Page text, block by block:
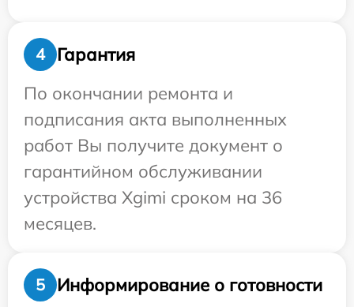
4
Гарантия
По окончании ремонта и
подписания акта выполненных
работ Вы получите документ о
гарантийном обслуживании
устройства Xgimi сроком на 36
месяцев.
5
Информирование о готовности